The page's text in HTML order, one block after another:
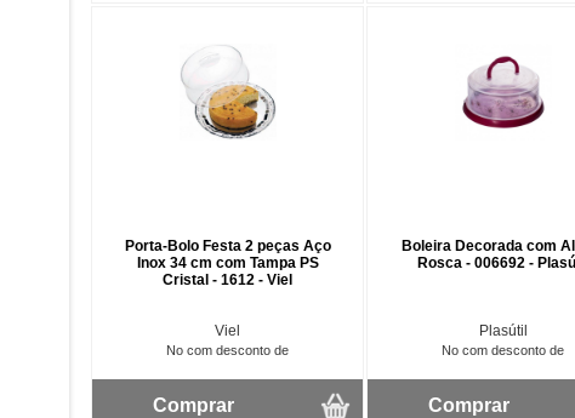
Porta-Bolo Festa 2 peças Aço
Inox 34 cm com Tampa PS
Cristal - 1612 - Viel
Viel
No com desconto de
Comprar
Boleira Decorada com
Rosca - 006692 -
Plasútil
No com desconto de
Comprar